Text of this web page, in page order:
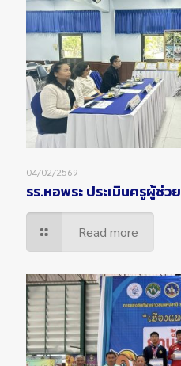
04/02/2569
รร.หอพระ ประเมินครูผู้ช่วย
Read more